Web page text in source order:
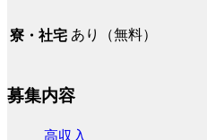
寮・社宅 あり（無料）
募集内容
高収入